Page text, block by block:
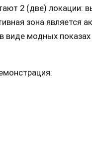
2 (две) локации:
зона является
виде модных